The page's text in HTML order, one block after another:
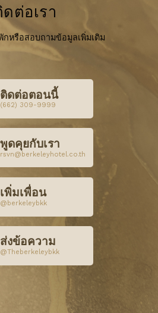
ต่อเรา
กหรือสอบถามข้อมูลเพิ่มเติม
ติดต่อตอนนี้
(662) 309-9999
พูดคุยกับเรา
rsvn@berkeleyhotel.co.th
เพิ่มเพื่อน
@berkeleybkk
ส่งข้อความ
@Theberkeleybkk